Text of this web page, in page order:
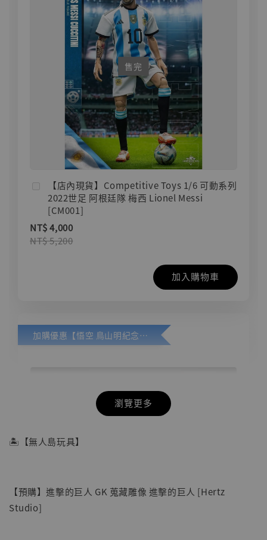
售完
【店內現貨】Competitive Toys 1/6 可動系列
2022世足 阿根廷隊 梅西 Lionel Messi
[CM001]
NT$ 4,000
NT$ 5,200
加入購物車
加購優惠【悟空 鳥山明紀念款 [奇蹟工作室]】
瀏覽更多
🏝【無人島玩具】
【預購】進擊的巨人 GK 蒐藏雕像 進擊的巨人 [Hertz
Studio]